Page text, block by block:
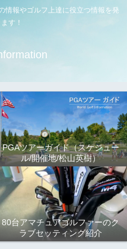
情報やゴルフ上達に役立つ情報を発
す！
PGAツアーガイド（スケジュー
ル/開催地/松山英樹）
80台アマチュアゴルファーのク
ラブセッティング紹介